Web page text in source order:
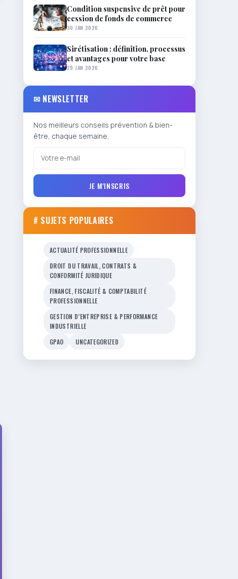
Condition suspensive de prêt pour
cession de fonds de commerce
30 JAN 2026
Sirétisation : définition, processus
et avantages pour votre base
29 JAN 2026
✉ NEWSLETTER
Nos meilleurs conseils prévention & bien-
être, chaque semaine.
JE M'INSCRIS
# SUJETS POPULAIRES
ACTUALITÉ PROFESSIONNELLE
DROIT DU TRAVAIL, CONTRATS &
CONFORMITÉ JURIDIQUE
FINANCE, FISCALITÉ & COMPTABILITÉ
PROFESSIONNELLE
GESTION D’ENTREPRISE & PERFORMANCE
INDUSTRIELLE
GPAO
UNCATEGORIZED